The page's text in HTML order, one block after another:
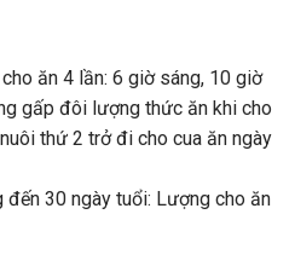
ăn 4 lần: 6 giờ sáng, 10 giờ
gấp đôi lượng thức ăn khi cho
thứ 2 trở đi cho cua ăn ngày
30 ngày tuổi: Lượng cho ăn